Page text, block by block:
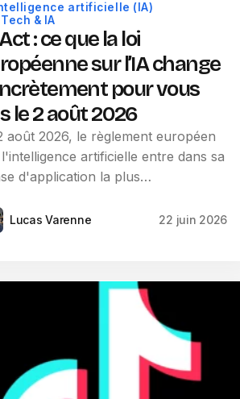
artificielle (IA)
Tech & IA
: ce que la loi
sur l’IA change
pour vous
le 2 août 2026
août 2026, le règlement européen
artificielle entre dans sa
d'application la plus…
Lucas Varenne 22 juin 2026